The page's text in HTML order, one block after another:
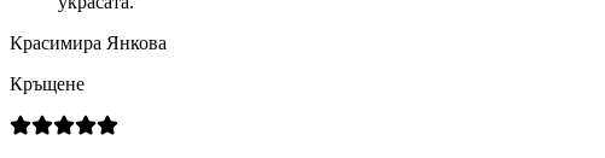
Красимира Янкова
Кръщене